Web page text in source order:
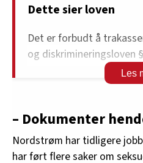
Dette sier loven
Det er forbudt å
og diskrimineringsloven
Likestillings- og
at trakassering og
forbindelse med jobb.
I loven defineres
– Dokumenter
Nordstrøm har tidligere
har ført flere saker om